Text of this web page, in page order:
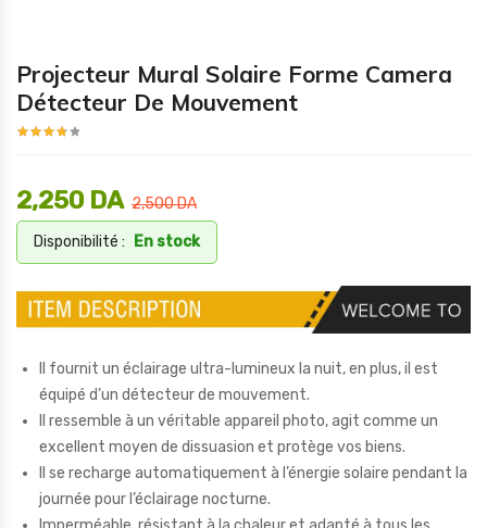
Projecteur Mural Solaire Forme Camera
Détecteur De Mouvement
2,500DA
2,250 DA
Disponibilité : En stock
Il fournit un éclairage ultra-lumineux la nuit, en plus, il est
équipé d’un détecteur de mouvement.
Il ressemble à un véritable appareil photo, agit comme un
excellent moyen de dissuasion et protège vos biens.
Il se recharge automatiquement à l’énergie solaire pendant la
journée pour l’éclairage nocturne.